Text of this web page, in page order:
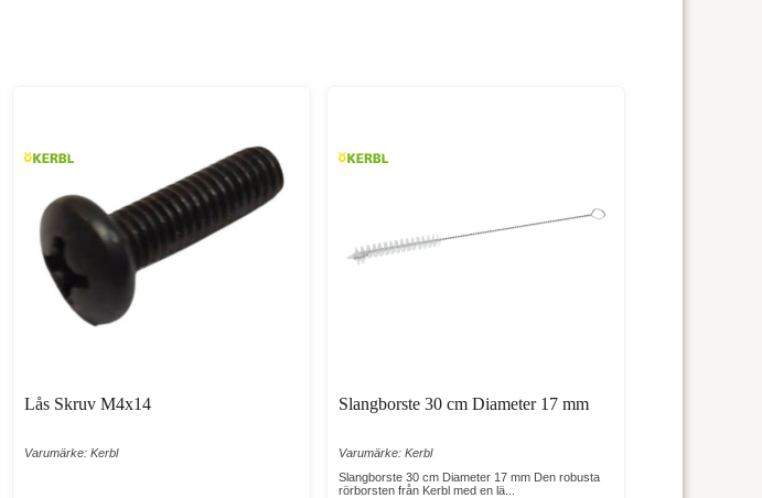
Lås Skruv M4x14
Varumärke: Kerbl
Slangborste 30 cm Diameter 17 mm
Varumärke: Kerbl
Slangborste 30 cm Diameter 17 mm Den robusta
rörborsten från Kerbl med en lä...